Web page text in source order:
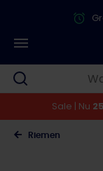
Sale | Nu
Riemen